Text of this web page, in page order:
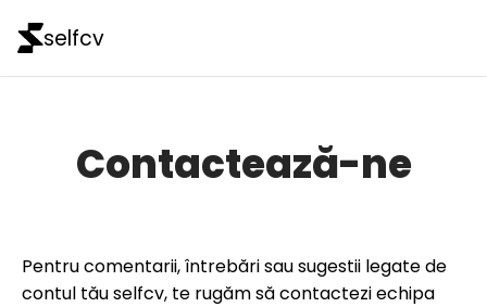
selfcv
Contactează-ne
Pentru comentarii, întrebări sau sugestii legate de
contul tău selfcv, te rugăm să contactezi echipa